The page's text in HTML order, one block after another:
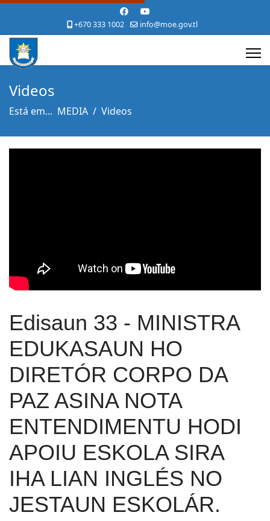
+670 333 1002 info@moe.gov.tl
Videos
Está em... MEDIA Videos
Edisaun 33 - MINISTRA
EDUKASAUN HO
DIRETÓR CORPO DA
PAZ ASINA NOTA
ENTENDIMENTU HODI
APOIU ESKOLA SIRA
IHA LIAN INGLÉS NO
JESTAUN ESKOLÁR.